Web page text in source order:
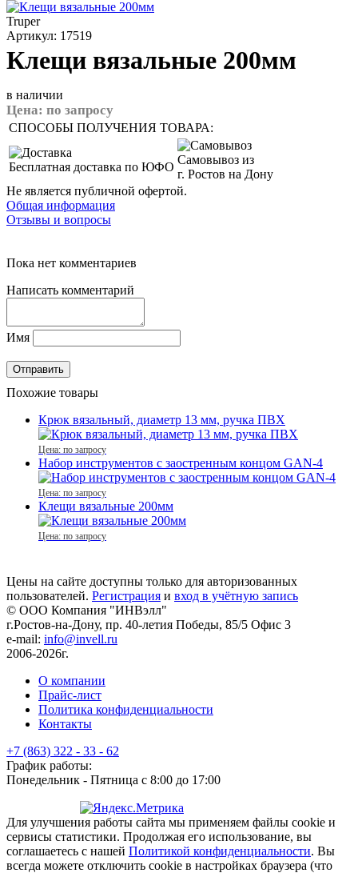
Truper
Артикул: 17519
Клещи вязальные 200мм
в наличии
Цена: по запросу
СПОСОБЫ ПОЛУЧЕНИЯ ТОВАРА:
Бесплатная доставка по ЮФО
Самовывоз из
г. Ростов на Дону
Не является публичной офертой.
Общая информация
Отзывы и вопросы
Пока нет комментариев
Написать комментарий
Имя
Похожие товары
Крюк вязальный, диаметр 13 мм, ручка ПВХ
Цена: по запросу
Набор инструментов с заостренным концом GAN-4
Цена: по запросу
Клещи вязальные 200мм
Цена: по запросу
Цены на сайте доступны только для авторизованных
пользователей. Регистрация и вход в учётную запись
© ООО Компания "ИНВэлл"
г.Ростов-на-Дону, пр. 40-летия Победы, 85/5 Офис 3
e-mail: info@invell.ru
2006-2026г.
О компании
Прайс-лист
Политика конфиденциальности
Контакты
+7 (863) 322 - 33 - 62
График работы:
Понедельник - Пятница с 8:00 до 17:00
Для улучшения работы сайта мы применяем файлы cookie и
сервисы статистики. Продолжая его использование, вы
соглашаетесь с нашей Политикой конфиденциальности. Вы
всегда можете отключить cookie в настройках браузера (что